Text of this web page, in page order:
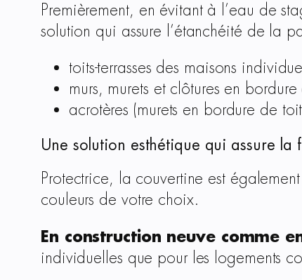
Premièrement, en évitant à l’eau de
solution qui assure l’étanchéité de la
toits-terrasses des maisons
murs, murets et clôtures en
acrotères (murets en bordure de
Une solution esthétique qui assure la
Protectrice, la couvertine est
couleurs de votre choix.
En construction neuve comme
individuelles que pour les logements